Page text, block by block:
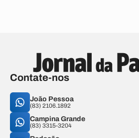
Contate-nos
João Pessoa
(83) 2106.1892
Campina Grande
(83) 3315-3204